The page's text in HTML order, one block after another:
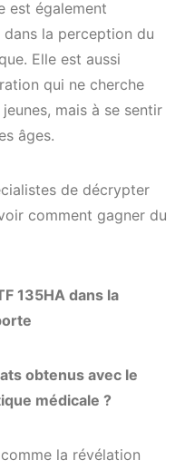
est également
la perception du
Elle est aussi
qui ne cherche
mais à se sentir
âges.
de décrypter
comment gagner du
135HA dans la
obtenus avec le
médicale ?
comme la révélation